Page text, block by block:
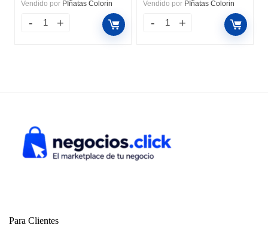
Vendido por PIñatas Colorin Vendido por PIñatas Colorin
Para Clientes